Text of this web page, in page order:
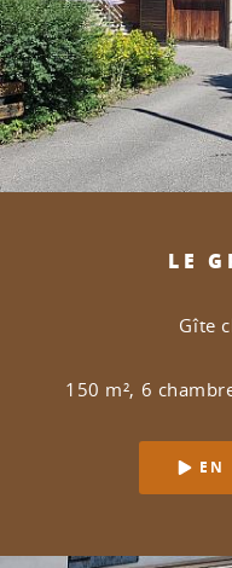
LE
Gîte
150 m², 6
EN